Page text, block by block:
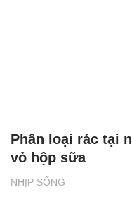
NHỊP SỐNG
Phân loại rác tại
vỏ hộp sữa